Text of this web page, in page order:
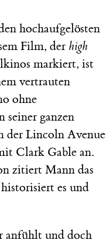
hochaufgelösten
Film, der high
markiert, ist
vertrauten
ohne
seiner ganzen
der Lincoln Avenue
Clark Gable an.
zitiert Mann das
es und
anfühlt und doch